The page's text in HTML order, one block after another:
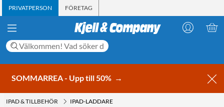
PRIVATPERSON FÖRETAG
SOMMARREA - Upp till 50% →
IPAD & TILLBEHÖR IPAD-LADDARE